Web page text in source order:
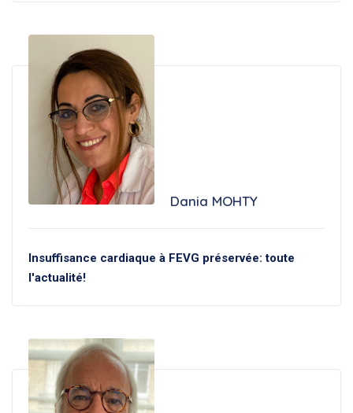
Dania MOHTY
Insuffisance cardiaque à FEVG préservée: toute
l'actualité!